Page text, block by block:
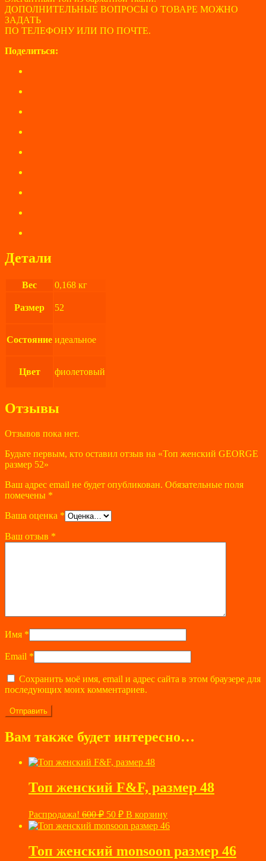
ДОПОЛНИТЕЛЬНЫЕ ВОПРОСЫ О ТОВАРЕ МОЖНО
ЗАДАТЬ
ПО ТЕЛЕФОНУ ИЛИ ПО ПОЧТЕ.
Поделиться:
Детали
Вес 0,168 кг
Размер 52
Состояние идеальное
Цвет фиолетовый
Отзывы
Отзывов пока нет.
Будьте первым, кто оставил отзыв на «Топ женский GEORGE
размер 52»
Ваш адрес email не будет опубликован. Обязательные поля
помечены *
Ваша оценка *
Ваш отзыв *
Имя *
Email *
Сохранить моё имя, email и адрес сайта в этом браузере для
последующих моих комментариев.
Вам также будет интересно…
Топ женский F&F, размер 48
Распродажа! 600₽ Первоначальная
цена
составляла
600 ₽.
50 ₽Текущая
цена:
В корзину
Топ женский monsoon размер 46